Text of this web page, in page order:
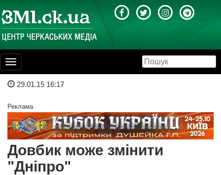
Toggle
navigation
29.01.15 16:17
Реклама
Довбик може змінити
"Дніпро"